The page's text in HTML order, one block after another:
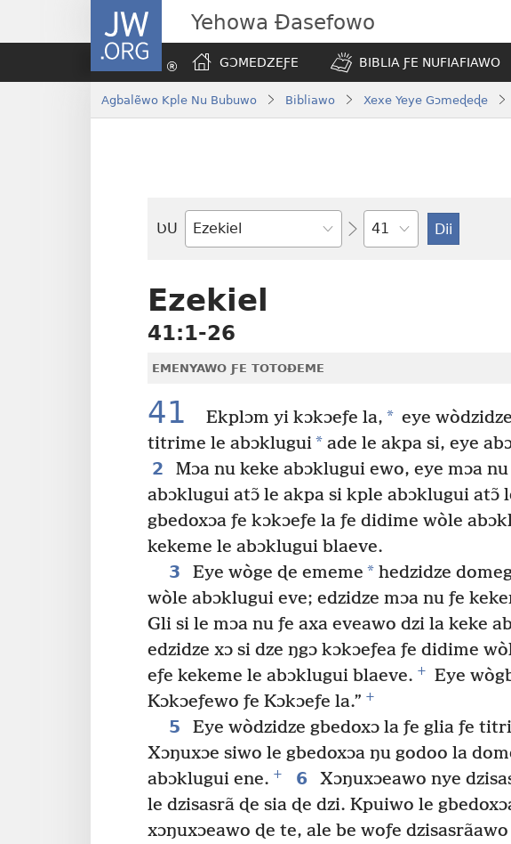
JW.ORG Yehowa Ɖasefowo
GƆMEDZEƑE BIBLIA ƑE NUFIAFIAWO
Agbalẽwo Kple Nu Bubuwo Bibliawo Xexe Yeye Gɔmeɖeɖe
ƲU
Biblia-
Ta
Ezekiel
41:1-26
EMENYAWO ƑE TOTOƉEME
41 Ekplɔm yi kɔkɔeƒe la, * eye
titrime le abɔklugui* ade le akpa si, eye
2
Mɔa nu keke abɔklugui ewo, eye mɔa
abɔklugui atɔ̃ le akpa si kple abɔklugui atɔ̃
gbedoxɔa ƒe kɔkɔeƒe la ƒe didime wòle
kekeme le abɔklugui blaeve.
3
Eye wòge ɖe ememe *hedzidze
wòle abɔklugui eve; edzidze mɔa nu ƒe
Gli si le mɔa nu ƒe axa eveawo dzi la keke
edzidze xɔ si dze ŋgɔ kɔkɔeƒea ƒe didime
eƒe kekeme le abɔklugui blaeve. +
Eye
Kɔkɔeƒewo ƒe Kɔkɔeƒe la.” +
5
Eye wòdzidze gbedoxɔ la ƒe glia ƒe
Xɔŋuxɔe siwo le gbedoxɔa ŋu godoo la
abɔklugui ene. + 6
Xɔŋuxɔeawo nye
le dzisasrã ɖe sia ɖe dzi. Kpuiwo le
xɔŋuxɔeawo ɖe te, ale be woƒe